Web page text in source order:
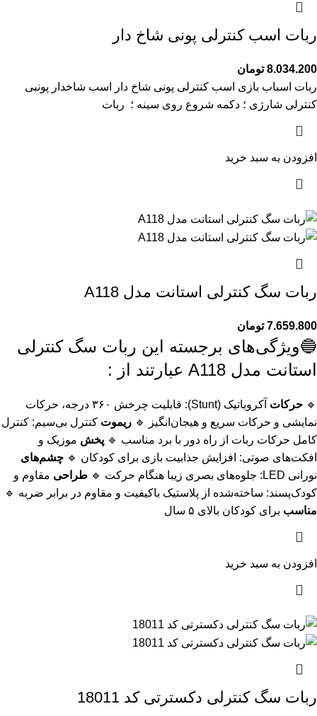
ربات اسب کنترلی پونی شاخ دار
8.034.200 تومان
ربات اسباب بازی اسب کنترلی پونی شاخ دار اسب شاخدار پونبی
کنترلی شارژی ؛ دکمه شروع روی سینه ؛ ربات
افزودن به سبد خرید
ربات سگ کنترلی استانت مدل A118
7.659.800 تومان
🔵ویژگی‌های برجسته این ربات سگ کنترلی
استانت مدل A118 عبارتند از :
🔹 حرکات
آکروباتیک (Stunt): قابلیت چرخش ۳۶۰ درجه، حرکات
نمایشی و حرکات سریع و هیجان‌انگیز 🔹 ریموت کنترل بی‌سیم: کنترل
کامل حرکات ربات از راه دور با برد مناسب 🔹 پخش موزیک و
افکت‌های صوتی: افزایش جذابیت بازی برای کودکان 🔹 چشم‌های
نورانی LED: جلوه‌های بصری زیبا هنگام حرکت 🔹
طراحی مقاوم و
کودک‌پسند: ساخته‌شده از پلاستیک باکیفیت و مقاوم در برابر ضربه 🔹
مناسب برای کودکان بالای ۵ سال
افزودن به سبد خرید
ربات سگ کنترلی دکسترتی کد 18011